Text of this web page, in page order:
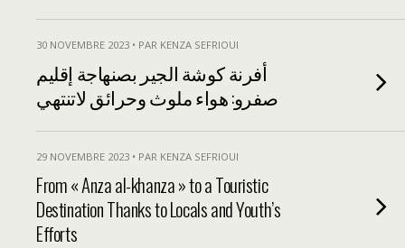
30 NOVEMBRE 2023 • PAR KENZA SEFRIOUI
أفرنة كوشة الجير بصنهاجة إقليم
صفرو: هواء ملوث وحرائق لاتنتهي
29 NOVEMBRE 2023 • PAR KENZA SEFRIOUI
From « Anza al-khanza » to a Touristic
Destination Thanks to Locals and Youth’s
Efforts